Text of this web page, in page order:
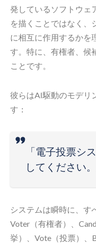
発しているソフトウェ
を描くことではなく、
に相互に作用するかを
す。特に、有権者、候
ことです。
彼らはAI駆動のモデリ
す：
「電子投票シ
してください。
システムは瞬時に、
Voter（有権者）、
挙）、Vote（投票）、